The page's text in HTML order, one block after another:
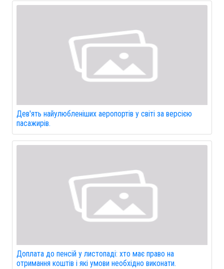
Дев'ять найулюбленіших аеропортів у світі за версією
пасажирів.
Доплата до пенсій у листопаді: хто має право на
отримання коштів і які умови необхідно виконати.